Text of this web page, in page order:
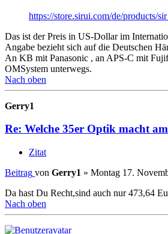
https://store.sirui.com/de/products/
Das ist der Preis in US-Dollar im
Angabe bezieht sich auf die Deutschen
An KB mit Panasonic , an APS-C mit
OMSystem unterwegs.
Nach oben
Gerry1
Re: Welche 35er Optik macht
Zitat
Beitrag von Gerry1 » Montag 17.
Da hast Du Recht,sind auch nur 473,64
Nach oben